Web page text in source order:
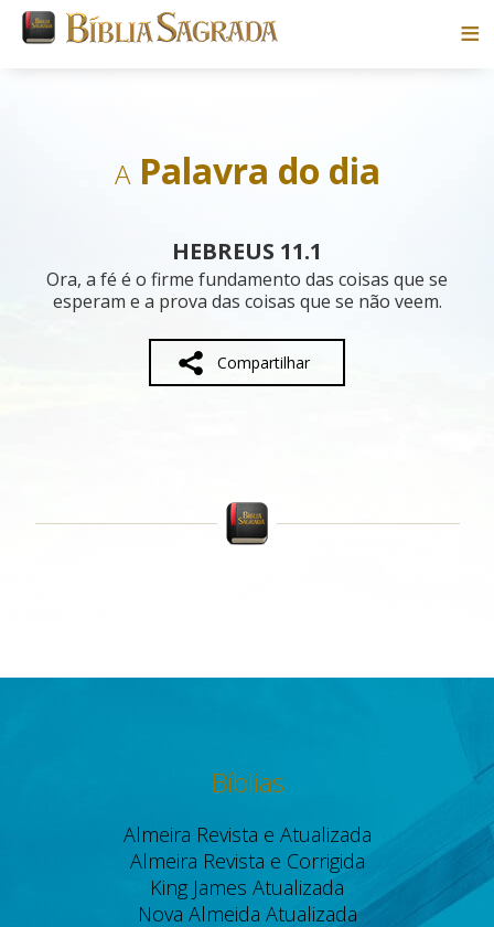
Blog
Sobre
APalavra do dia
HEBREUS 11.1
Ora, a fé é o firme fundamento das coisas que se
esperam e a prova das coisas que se não veem.
Compartilhar
Bíblias
Almeira Revista e Atualizada
Almeira Revista e Corrigida
King James Atualizada
Nova Almeida Atualizada